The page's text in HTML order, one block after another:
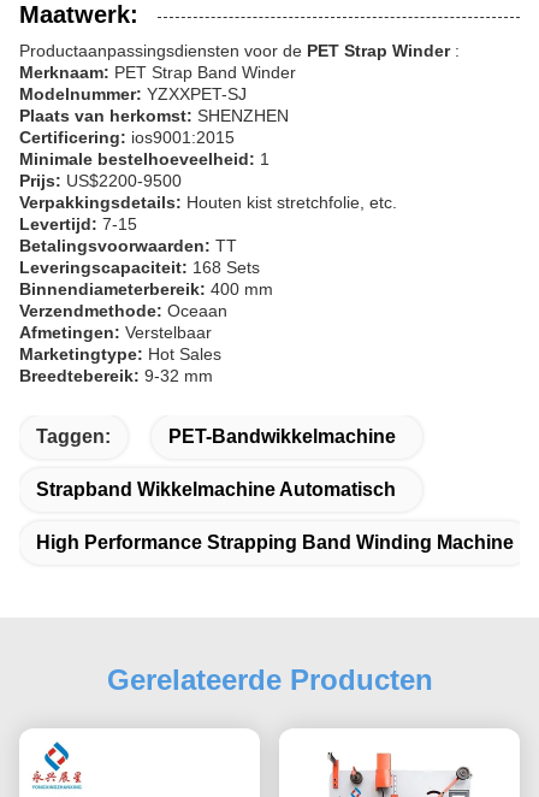
Maatwerk:
Productaanpassingsdiensten voor de PET Strap Winder :
Merknaam: PET Strap Band Winder
Modelnummer: YZXXPET-SJ
Plaats van herkomst: SHENZHEN
Certificering: ios9001:2015
Minimale bestelhoeveelheid: 1
Prijs: US$2200-9500
Verpakkingsdetails: Houten kist stretchfolie, etc.
Levertijd: 7-15
Betalingsvoorwaarden: TT
Leveringscapaciteit: 168 Sets
Binnendiameterbereik: 400 mm
Verzendmethode: Oceaan
Afmetingen: Verstelbaar
Marketingtype: Hot Sales
Breedtebereik: 9-32 mm
Taggen: PET-Bandwikkelmachine
Strapband Wikkelmachine Automatisch
High Performance Strapping Band Winding Machine
Gerelateerde Producten